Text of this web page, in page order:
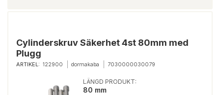
Cylinderskruv Säkerhet 4st 80mm med
Plugg
ARTIKEL: 122900 dormakaba 7030000030079
LÄNGD PRODUKT:
80 mm